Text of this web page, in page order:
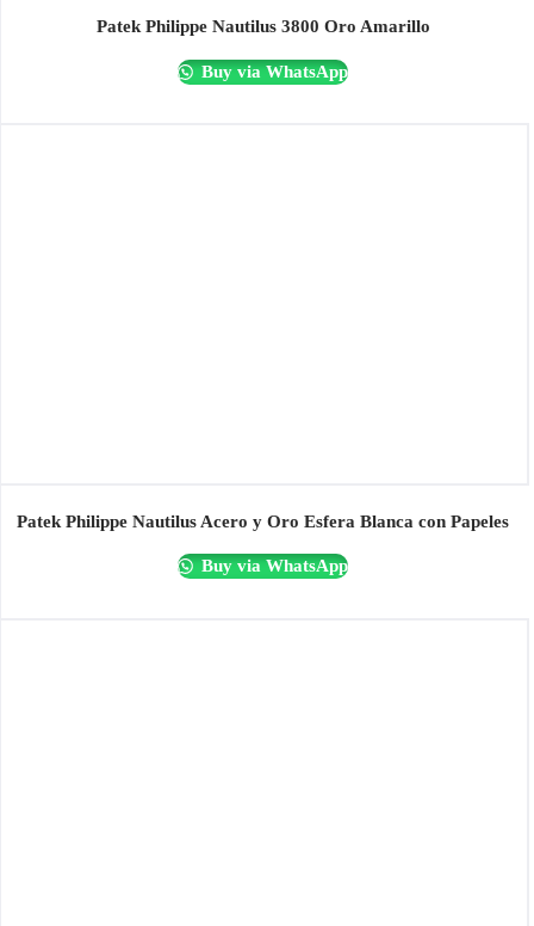
Patek Philippe Nautilus 3800 Oro Amarillo
Buy via WhatsApp
Patek Philippe Nautilus Acero y Oro Esfera Blanca con Papeles
Buy via WhatsApp